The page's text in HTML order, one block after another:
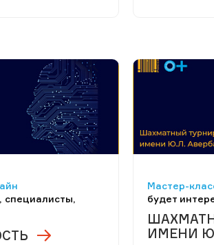
специалисты,
Мастер-
будет
ИМЕНИ